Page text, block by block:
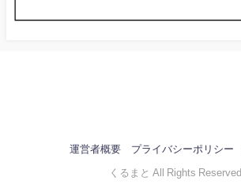
運営者概要 プライバシーポリシー
くるまと All Rights Reserved.